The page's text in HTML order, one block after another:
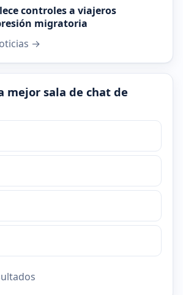
controles a viajeros
migratoria
→
mejor sala de chat de